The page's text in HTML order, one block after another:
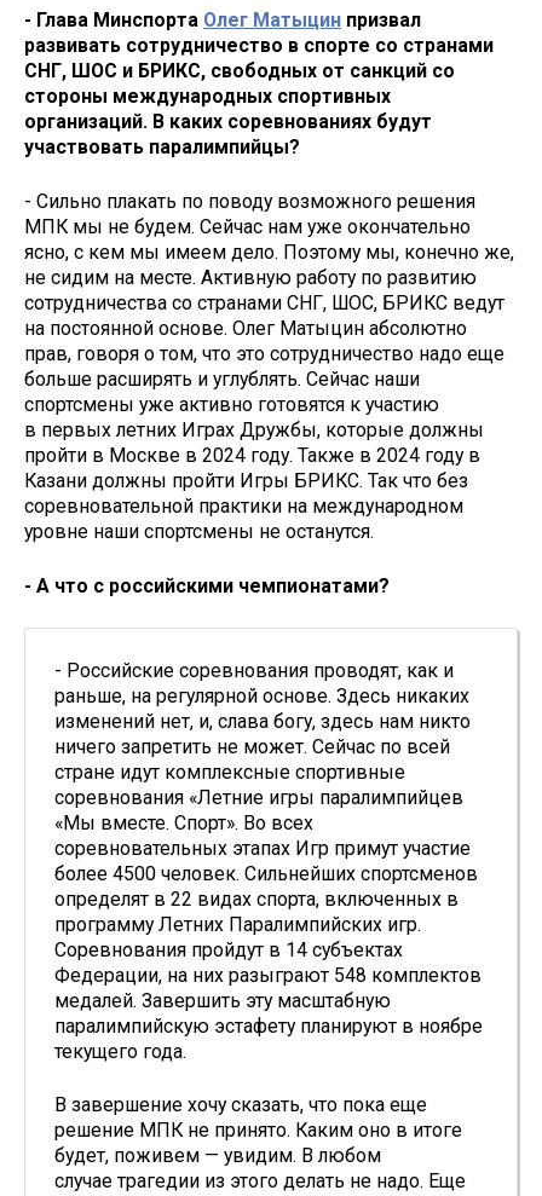
- Глава Минспорта Олег Матыцин призвал
развивать сотрудничество в спорте со странами
СНГ, ШОС и БРИКС, свободных от санкций со
стороны международных спортивных
организаций. В каких соревнованиях будут
участвовать паралимпийцы?
- Сильно плакать по поводу возможного решения
МПК мы не будем. Сейчас нам уже окончательно
ясно, с кем мы имеем дело. Поэтому мы, конечно же,
не сидим на месте. Активную работу по развитию
сотрудничества со странами СНГ, ШОС, БРИКС ведут
на постоянной основе. Олег Матыцин абсолютно
прав, говоря о том, что это сотрудничество надо еще
больше расширять и углублять. Сейчас наши
спортсмены уже активно готовятся к участию
в первых летних Играх Дружбы, которые должны
пройти в Москве в 2024 году. Также в 2024 году в
Казани должны пройти Игры БРИКС. Так что без
соревновательной практики на международном
уровне наши спортсмены не останутся.
- А что с российскими чемпионатами?
- Российские соревнования проводят, как и
раньше, на регулярной основе. Здесь никаких
изменений нет, и, слава богу, здесь нам никто
ничего запретить не может. Сейчас по всей
стране идут комплексные спортивные
соревнования «Летние игры паралимпийцев
«Мы вместе. Спорт». Во всех
соревновательных этапах Игр примут участие
более 4500 человек. Сильнейших спортсменов
определят в 22 видах спорта, включенных в
программу Летних Паралимпийских игр.
Соревнования пройдут в 14 субъектах
Федерации, на них разыграют 548 комплектов
медалей. Завершить эту масштабную
паралимпийскую эстафету планируют в ноябре
текущего года.
В завершение хочу сказать, что пока еще
решение МПК не принято. Каким оно в итоге
будет, поживем — увидим. В любом
случае трагедии из этого делать не надо. Еще